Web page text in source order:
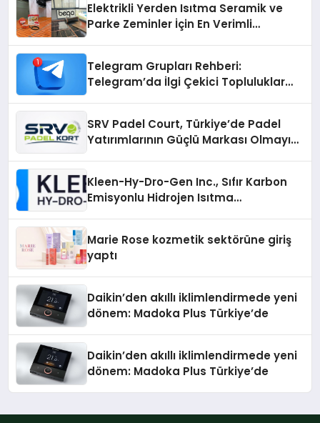
Elektrikli Yerden Isıtma Seramik ve
Parke Zeminler İçin En Verimli
Telegram Grupları Rehberi:
Telegram’da İlgi Çekici Topluluklar
SRV Padel Court, Türkiye’de Padel
Yatırımlarının Güçlü Markası Olmayı
Kleen-Hy-Dro-Gen Inc., Sıfır Karbon
Emisyonlu Hidrojen Isıtma
Marie Rose kozmetik sektörüne giriş
yaptı
Daikin’den akıllı iklimlendirmede yeni
dönem: Madoka Plus Türkiye’de
Daikin’den akıllı iklimlendirmede yeni
dönem: Madoka Plus Türkiye’de